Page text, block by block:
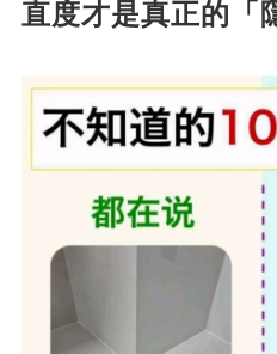
直度才是真正的「